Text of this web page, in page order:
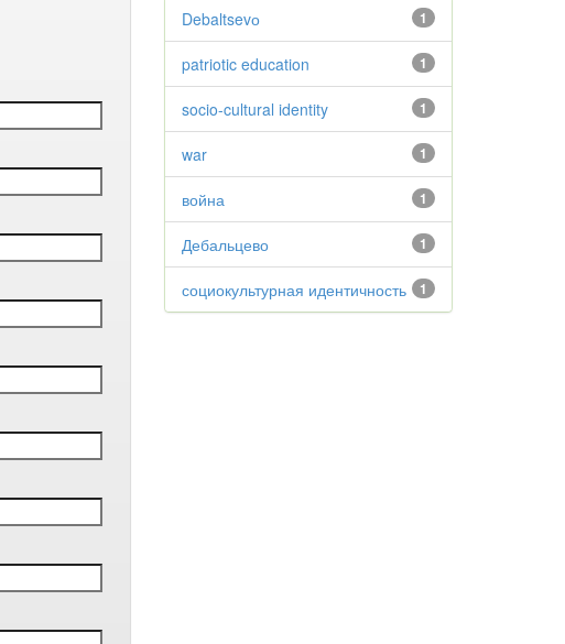
1
Debaltsevо
1
patriotic education
1
socio-cultural identity
1
war
1
война
1
Дебальцево
1
социокультурная идентичность